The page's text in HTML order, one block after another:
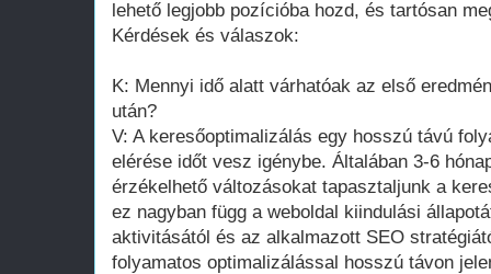
lehető legjobb pozícióba hozd, és tartósan
Kérdések és válaszok:
K: Mennyi idő alatt várhatóak az első
után?
V: A keresőoptimalizálás egy hosszú távú
elérése időt vesz igénybe. Általában 3-6
érzékelhető változásokat tapasztaljunk a
ez nagyban függ a weboldal kiindulási
aktivitásától és az alkalmazott SEO
folyamatos optimalizálással hosszú távon